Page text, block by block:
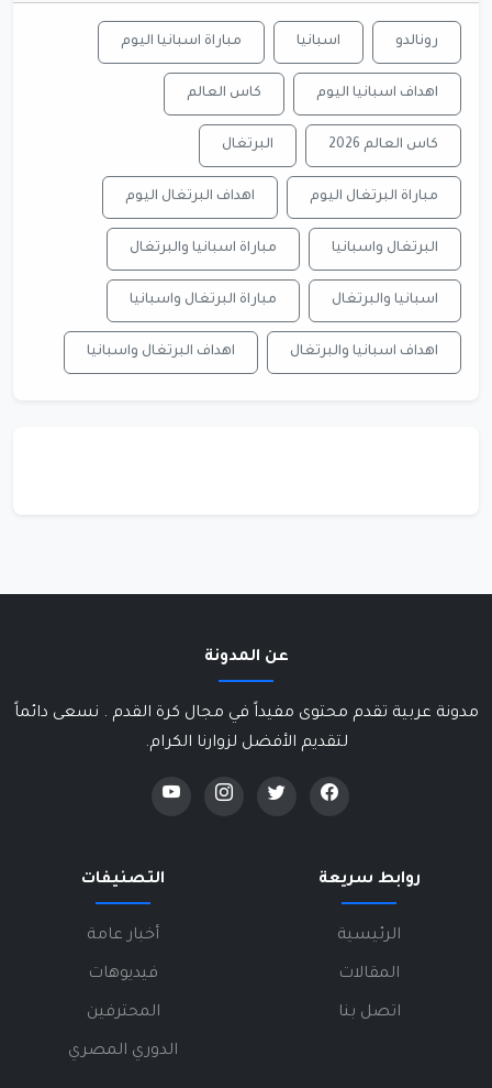
رونالدو اسبانيا مباراة اسبانيا اليوم
اهداف اسبانيا اليوم كاس العالم
كاس العالم 2026 البرتغال
مباراة البرتغال اليوم اهداف البرتغال اليوم
البرتغال واسبانيا مباراة اسبانيا والبرتغال
اسبانيا والبرتغال مباراة البرتغال واسبانيا
اهداف اسبانيا والبرتغال اهداف البرتغال واسبانيا
عن المدونة
مدونة عربية تقدم محتوى مفيداً في مجال كرة القدم . نسعى دائماً
لتقديم الأفضل لزوارنا الكرام.
روابط سريعة
الرئيسية
المقالات
اتصل بنا
التصنيفات
أخبار عامة
فيديوهات
المحترفين
الدوري المصري